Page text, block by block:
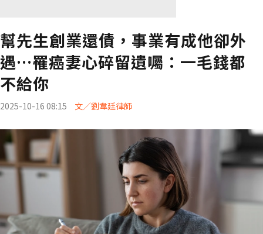
幫先生創業還債，事業有成他卻外
遇…罹癌妻心碎留遺囑：一毛錢都
不給你
2025-10-16 08:15 文／劉韋廷律師